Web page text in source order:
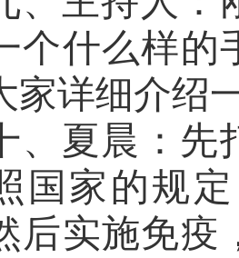
个什么样的
家详细介绍
、夏晨： 先
国家的规
后实施免疫